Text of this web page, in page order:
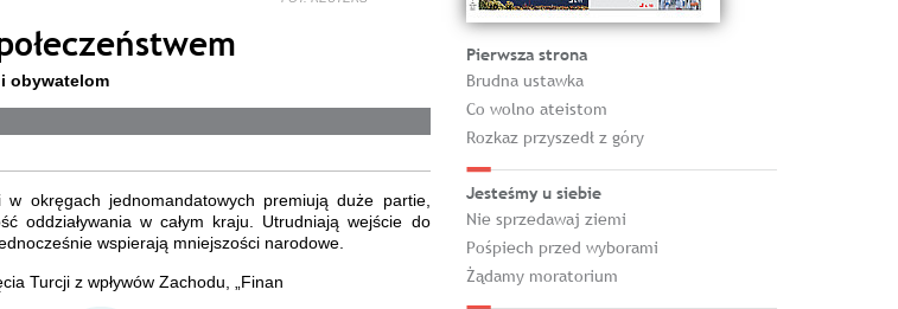
obywatelom
okręgach jednomandatowych premiują duże partie,
oddziaływania w całym kraju. Utrudniają wejście do
wspierają mniejszości narodowe.
Turcji z wpływów Zachodu, „Finan
Pierwsza strona
Brudna ustawka
Co wolno ateistom
Rozkaz przyszedł z góry
Jesteśmy u siebie
Nie sprzedawaj ziemi
Pośpiech przed wyborami
Żądamy moratorium